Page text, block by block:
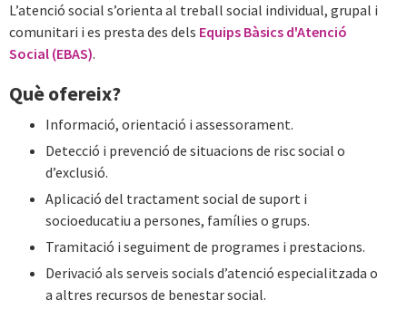
L’atenció social s’orienta al treball social individual, grupal i
comunitari i es presta des dels Equips Bàsics d'Atenció
Social (EBAS).
Què ofereix?
Informació, orientació i assessorament.
Detecció i prevenció de situacions de risc social o
d’exclusió.
Aplicació del tractament social de suport i
socioeducatiu a persones, famílies o grups.
Tramitació i seguiment de programes i prestacions.
Derivació als serveis socials d’atenció especialitzada o
a altres recursos de benestar social.